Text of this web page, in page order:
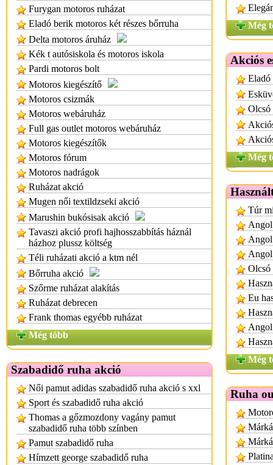
Furygan motoros ruházat
Eladó berik motoros két részes bőrruha
Delta motoros áruház
Kék t autósiskola és motoros iskola
Pardi motoros bolt
Motoros kiegészítő
Motoros csizmák
Motoros webáruház
Full gas outlet motoros webáruház
Motoros kiegészítők
Motoros fórum
Motoros nadrágok
Ruházat akció
Mugen női textildzseki akció
Marushin bukósisak akció
Tavaszi akció profi hajhosszabbítás háznál
házhoz plussz költség
Téli ruházati akció a ktm nél
Bőrruha akció
Szőrme ruházat alakítás
Ruházat debrecen
Frank thomas egyébb ruházat
Még több
Szabadidő ruha akció
Női pamut adidas szabadidő ruha akció s xxl
Sport és szabadidő ruha akció
Thomas a gőzmozdony vagány pamut
szabadidő ruha több színben
Pamut szabadidő ruha
Hímzett george szabadidő ruha
Még
Akciós
Eladó
Olcsó
Még
Túr
Angol
Angol
Olcsó
Eu
Angol
Még
Ruha